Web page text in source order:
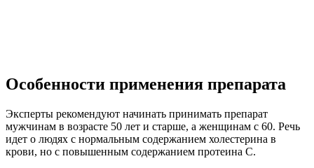
Особенности применения препарата
Эксперты рекомендуют начинать принимать препарат
мужчинам в возрасте 50 лет и старше, а женщинам с 60. Речь
идет о людях с нормальным содержанием холестерина в
крови, но с повышенным содержанием протеина C.